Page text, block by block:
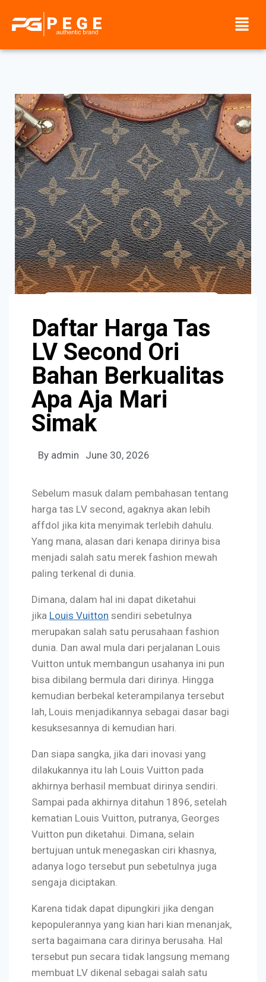
Daftar Harga Tas
LV Second Ori
Bahan Berkualitas
Apa Aja Mari
Simak
By admin June 30, 2026
Sebelum masuk dalam pembahasan tentang
harga tas LV second, agaknya akan lebih
affdol jika kita menyimak terlebih dahulu.
Yang mana, alasan dari kenapa dirinya bisa
menjadi salah satu merek fashion mewah
paling terkenal di dunia.
Dimana, dalam hal ini dapat diketahui
jika Louis Vuitton sendiri sebetulnya
merupakan salah satu perusahaan fashion
dunia. Dan awal mula dari perjalanan Louis
Vuitton untuk membangun usahanya ini pun
bisa dibilang bermula dari dirinya. Hingga
kemudian berbekal keterampilanya tersebut
lah, Louis menjadikannya sebagai dasar bagi
kesuksesannya di kemudian hari.
Dan siapa sangka, jika dari inovasi yang
dilakukannya itu lah Louis Vuitton pada
akhirnya berhasil membuat dirinya sendiri.
Sampai pada akhirnya ditahun 1896, setelah
kematian Louis Vuitton, putranya, Georges
Vuitton pun diketahui. Dimana, selain
bertujuan untuk menegaskan ciri khasnya,
adanya logo tersebut pun sebetulnya juga
sengaja diciptakan.
Karena tidak dapat dipungkiri jika dengan
kepopulerannya yang kian hari kian menanjak,
serta bagaimana cara dirinya berusaha. Hal
tersebut pun secara tidak langsung memang
membuat LV dikenal sebagai salah satu